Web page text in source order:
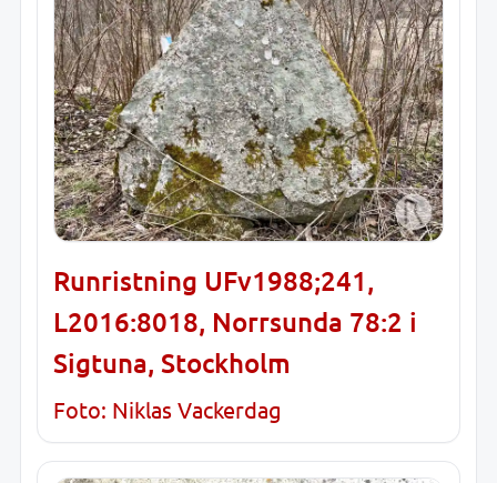
Runristning UFv1988;241,
L2016:8018, Norrsunda 78:2 i
Sigtuna, Stockholm
Foto: Niklas Vackerdag